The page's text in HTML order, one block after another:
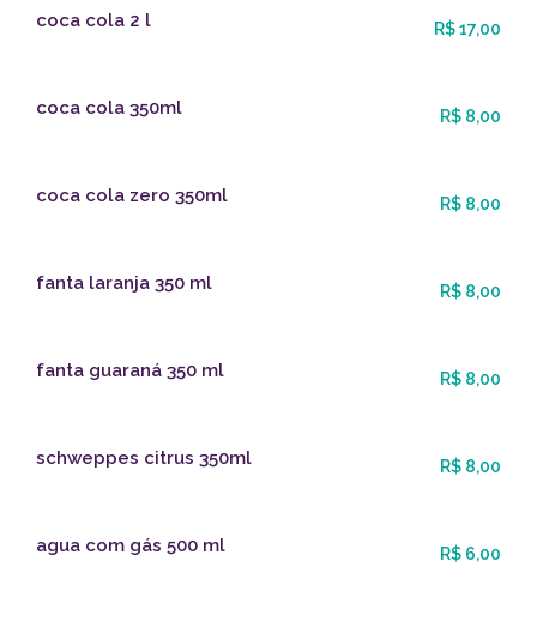
coca cola 2 l R$ 17,00
coca cola 350ml R$ 8,00
coca cola zero 350ml R$ 8,00
fanta laranja 350 ml R$ 8,00
fanta guaraná 350 ml R$ 8,00
schweppes citrus 350ml R$ 8,00
agua com gás 500 ml R$ 6,00